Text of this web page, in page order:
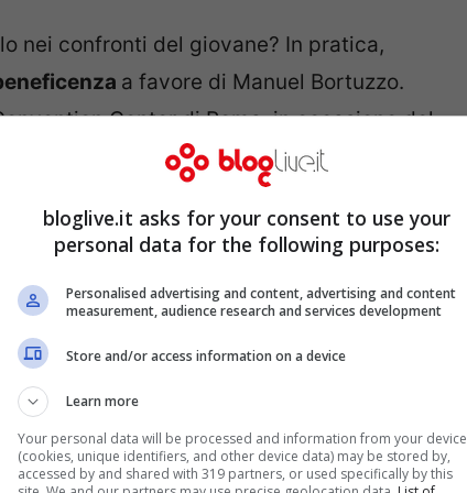
nei confronti del giovane? In pratica,
a favore di Manuel Bortuzzo.
Center di Roma, in occasione del
a cui hanno preso parte parecchi vip e
un ultimo cimelio: una borsa griffata di
la fatidica borsa è scomparsa proprio
la delusione sul volto di Manuel,
concludersi con un’offerta da capogiro
per le sue cure. Ed è in questa fase che
de La7 ha proposto al notaio di
fosse successo. “Facciamo finta che la
bloglive.it asks for your consent to use your
personal data for the following purposes:
Personalised advertising and content, advertising and content
measurement, audience research and services development
Store and/or access information on a device
Learn more
Your personal data will be processed and information from your device
(cookies, unique identifiers, and other device data) may be stored by,
accessed by and shared with 319 partners, or used specifically by this